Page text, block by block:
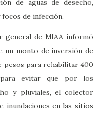
de aguas de desecho,
focos de infección.
general de MIAA informó
un monto de inversión de
pesos para rehabilitar 400
evitar que por los
y pluviales, el colector
inundaciones en las sitios